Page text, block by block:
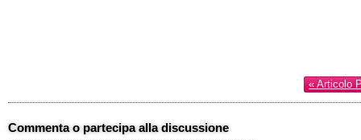
« Articolo
Commenta o partecipa alla discussione